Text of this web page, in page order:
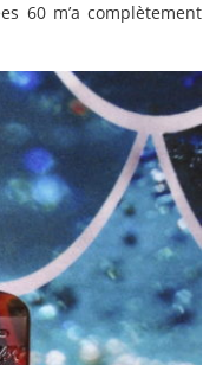
60 m’a complètement